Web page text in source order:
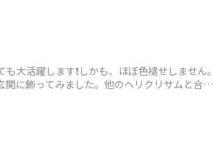
活躍します❗しかも、ほぼ色褪せしません。
に飾ってみました。他のヘリクリサムと合わ